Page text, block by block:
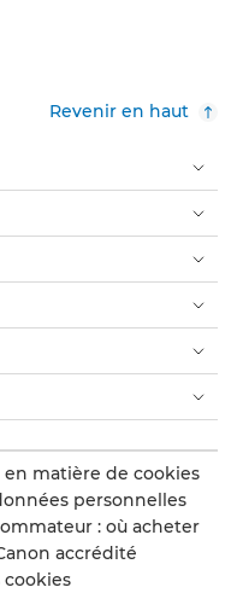
Revenir en haut
matière de cookies
personnelles
: où acheter
accrédité
cookies